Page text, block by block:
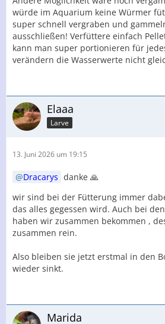
würde im Aquarium keine Würmer
super schnell vergraben und
ausschließen! Verfüttere einfach
kann man super portionieren für
verändern die Wasserwerte nicht
Elaaa
Larve
13. Juni 2026 um 19:15
Dracarys danke 🙏
wir sind bei der Fütterung immer
das alles gegessen wird. Auch bei
haben wir zusammen bekommen ,
zusammen rein.
Also bleiben sie jetzt erstmal in den
wieder sinkt.
Marida